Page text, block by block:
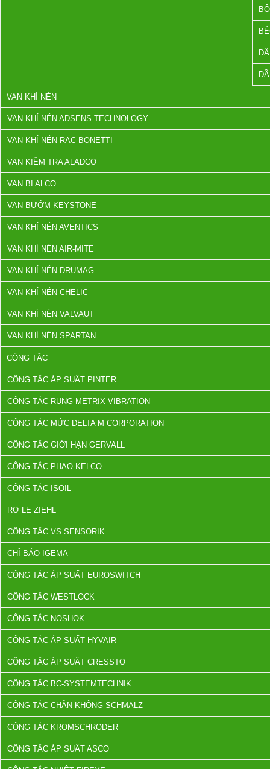
VAN KHÍ NÉN
VAN KHÍ NÉN ADSENS TECHNOLOGY
VAN KHÍ NÉN RAC BONETTI
VAN KIỂM TRA ALADCO
VAN BI ALCO
VAN BƯỚM KEYSTONE
VAN KHÍ NÉN AVENTICS
VAN KHÍ NÉN AIR-MITE
VAN KHÍ NÉN DRUMAG
VAN KHÍ NÉN CHELIC
VAN KHÍ NÉN VALVAUT
VAN KHÍ NÉN SPARTAN
CÔNG TẮC
CÔNG TẮC ÁP SUẤT PINTER
CÔNG TẮC RUNG METRIX VIBRATION
CÔNG TẮC MỨC DELTA M CORPORATION
CÔNG TẮC GIỚI HẠN GERVALL
CÔNG TẮC PHAO KELCO
CÔNG TẮC ISOIL
RƠ LE ZIEHL
CÔNG TẮC VS SENSORIK
CHỈ BÁO IGEMA
CÔNG TẮC ÁP SUẤT EUROSWITCH
CÔNG TẮC WESTLOCK
CÔNG TẮC NOSHOK
CÔNG TẮC ÁP SUẤT HYVAIR
CÔNG TẮC ÁP SUẤT CRESSTO
CÔNG TẮC BC-SYSTEMTECHNIK
CÔNG TẮC CHÂN KHÔNG SCHMALZ
CÔNG TẮC KROMSCHRODER
CÔNG TẮC ÁP SUẤT ASCO